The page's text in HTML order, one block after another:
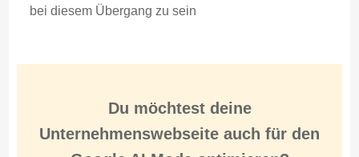
bei diesem Übergang zu sein
Du möchtest deine
Unternehmenswebseite auch für den